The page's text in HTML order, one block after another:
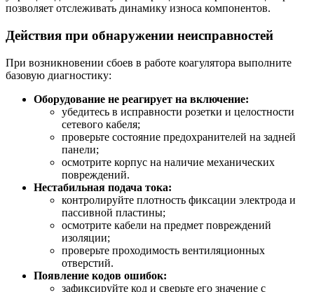
позволяет отслеживать динамику износа компонентов.
Действия при обнаружении неисправностей
При возникновении сбоев в работе коагулятора выполните
базовую диагностику:
Оборудование не реагирует на включение:
убедитесь в исправности розетки и целостности
сетевого кабеля;
проверьте состояние предохранителей на задней
панели;
осмотрите корпус на наличие механических
повреждений.
Нестабильная подача тока:
контролируйте плотность фиксации электрода и
пассивной пластины;
осмотрите кабели на предмет повреждений
изоляции;
проверьте проходимость вентиляционных
отверстий.
Появление кодов ошибок:
зафиксируйте код и сверьте его значение с